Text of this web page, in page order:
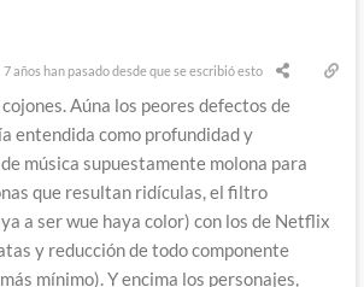
7 años han pasado desde que se escribió esto
Aúna los peores defectos de
entendida como profundidad y
música supuestamente molona para
que resultan ridículas, el filtro
a ser wue haya color) con los de Netflix
y reducción de todo componente
mínimo). Y encima los personajes,